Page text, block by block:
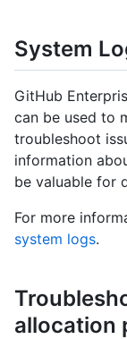
System
GitHub
can be used to
troubleshoot
information
be valuable for
For more
system logs.
allocation